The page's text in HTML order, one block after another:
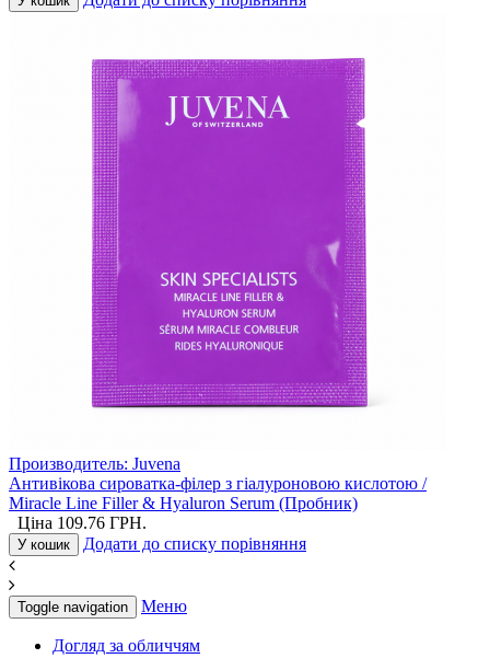
Производитель: Juvena
Антивікова сироватка-філер з гіалуроновою кислотою /
Miracle Line Filler & Hyaluron Serum (Пробник)
Ціна 109.76 ГРН.
У кошик Додати до списку порівняння
Toggle navigation Меню
Догляд за обличчям